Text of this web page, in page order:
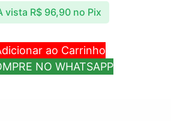
vista R$96,90 no Pix
ao Carrinho
NO WHATSAPP